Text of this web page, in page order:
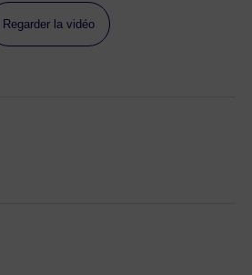
Regarder la vidéo